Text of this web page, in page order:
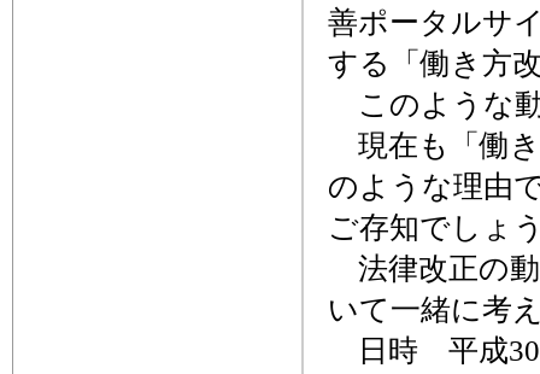
善ポータルサ
する「働き方
このような
現在も「働
のような理由
ご存知でしょ
法律改正の
いて一緒に考
日時 平成30